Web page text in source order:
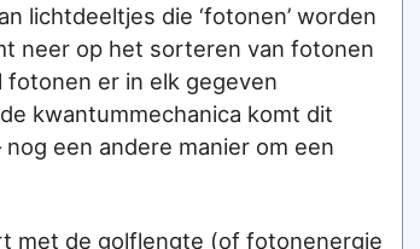
lichtdeeltjes die ‘fotonen’ worden
neer op het sorteren van fotonen
er in elk gegeven
kwantummechanica komt dit
een andere manier om een
met de golflengte (of fotonenergie